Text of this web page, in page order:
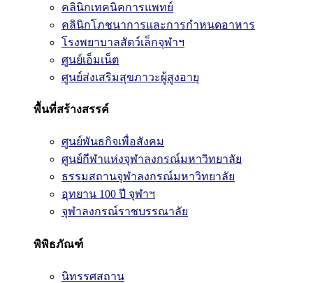
คลินิกเทคนิคการแพทย์
คลินิกโภชนาการและการกำหนดอาหาร
โรงพยาบาลสัตว์เล็กจุฬาฯ
ศูนย์เอ็มเน็ต
ศูนย์ส่งเสริมสุขภาวะผู้สูงอายุ
พื้นที่สร้างสรรค์
ศูนย์พันธกิจเพื่อสังคม
ศูนย์กีฬาแห่งจุฬาลงกรณ์มหาวิทยาลัย
ธรรมสถานจุฬาลงกรณ์มหาวิทยาลัย
อุทยาน 100 ปี จุฬาฯ
จุฬาลงกรณ์ราชบรรณาลัย
พิพิธภัณฑ์
นิทรรศสถาน